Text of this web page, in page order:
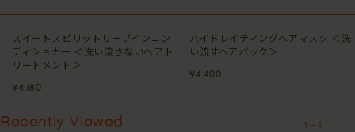
ト
ハイドレイティングヘアマスク ＜洗
い流すヘアパック＞
トゥルーエンライトメントスカ
スクラブ ＜頭皮用スクラブ洗浄
¥5,500
Recently Viewed 1 -1